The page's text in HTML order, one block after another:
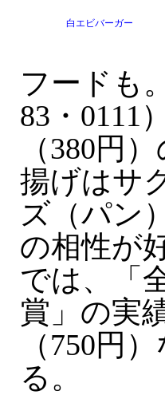
白エビバーガー
フードも
83・0111
（380円
揚げはサ
ズ（パン
の相性が
では、「
賞」の実
（750円
る。